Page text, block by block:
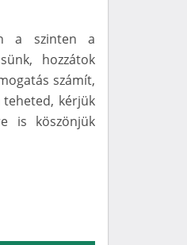
a szinten a
hozzátok
számít,
teheted, kérjük
is köszönjük